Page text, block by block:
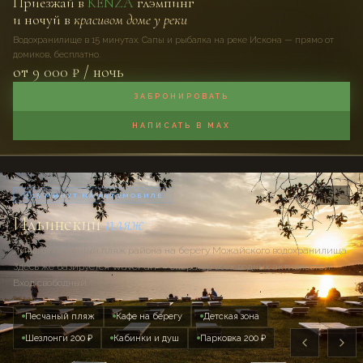
и ночуй в красивом доме у реки
Водохранилище в 15 минутах. Сапы и рыбалка на реке Искона — прямо от
домиков, бесплатно.
от 9 000 ₽ / ночь
ЗАБРОНИРОВАТЬ
НАПИСАТЬ В MAX
15 МИНУТ НА АВТОМОБИЛЕ
Ильинскийпляж
Лучший песчаный пляж района на берегу Можайского водохранилища.
Здесь же базируется WaveFun — оператор всех водных активностей.
Вход свободный.
Песчаный пляж Кафе на берегу Детская зона
Шезлонги 200 ₽ Кабинки и душ Парковка 200 ₽
2/5